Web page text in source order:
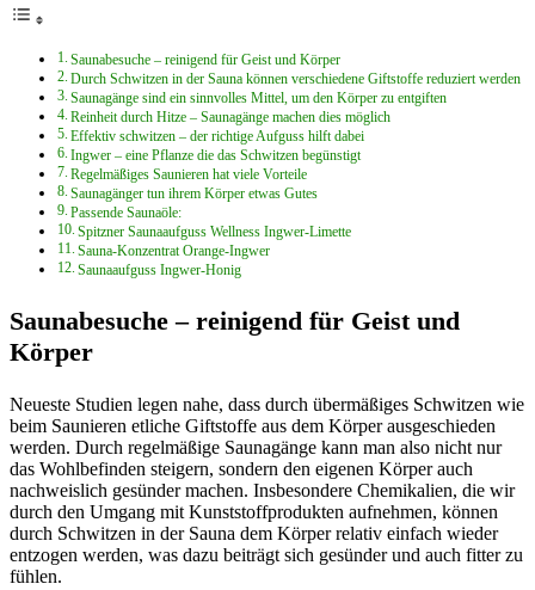
Saunabesuche – reinigend für Geist und Körper
Durch Schwitzen in der Sauna können verschiedene Giftstoffe reduziert werden
Saunagänge sind ein sinnvolles Mittel, um den Körper zu entgiften
Reinheit durch Hitze – Saunagänge machen dies möglich
Effektiv schwitzen – der richtige Aufguss hilft dabei
Ingwer – eine Pflanze die das Schwitzen begünstigt
Regelmäßiges Saunieren hat viele Vorteile
Saunagänger tun ihrem Körper etwas Gutes
Passende Saunaöle:
Spitzner Saunaaufguss Wellness Ingwer-Limette
Sauna-Konzentrat Orange-Ingwer
Saunaaufguss Ingwer-Honig
Saunabesuche – reinigend für Geist und
Körper
Neueste Studien legen nahe, dass durch übermäßiges Schwitzen wie
beim Saunieren etliche Giftstoffe aus dem Körper ausgeschieden
werden. Durch regelmäßige Saunagänge kann man also nicht nur
das Wohlbefinden steigern, sondern den eigenen Körper auch
nachweislich gesünder machen. Insbesondere Chemikalien, die wir
durch den Umgang mit Kunststoffprodukten aufnehmen, können
durch Schwitzen in der Sauna dem Körper relativ einfach wieder
entzogen werden, was dazu beiträgt sich gesünder und auch fitter zu
fühlen.